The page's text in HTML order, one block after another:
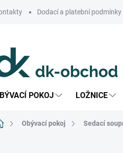
Dodací a platební podmínky
POKOJ LOŽNICE
Domů Obývací pokoj Sedací